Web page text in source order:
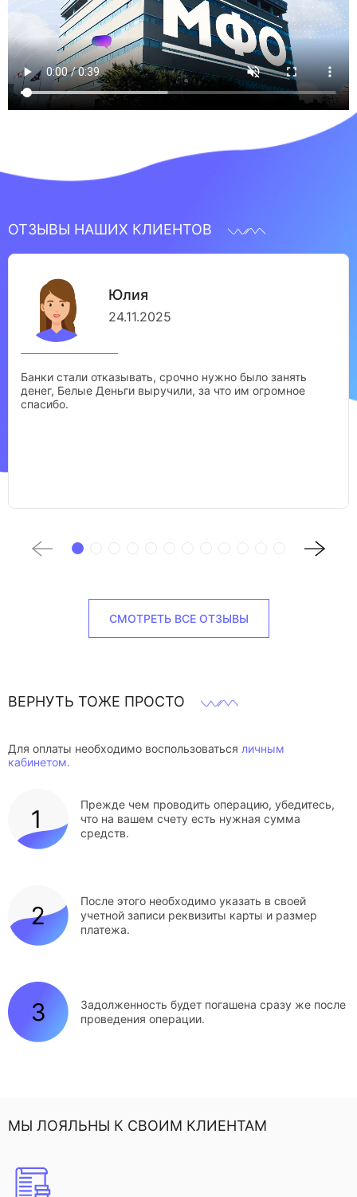
ОТЗЫВЫ НАШИХ КЛИЕНТОВ
Юлия
24.11.2025
Банки стали отказывать, срочно нужно было занять
денег, Белые Деньги выручили, за что им огромное
спасибо.
СМОТРЕТЬ ВСЕ ОТЗЫВЫ
ВЕРНУТЬ ТОЖЕ ПРОСТО
Для оплаты необходимо воспользоваться личным
кабинетом.
Прежде чем проводить операцию, убедитесь,
что на вашем счету есть нужная сумма
средств.
После этого необходимо указать в своей
учетной записи реквизиты карты и размер
платежа.
Задолженность будет погашена сразу же после
проведения операции.
МЫ ЛОЯЛЬНЫ К СВОИМ КЛИЕНТАМ